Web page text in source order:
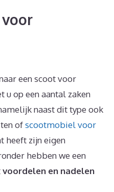
een scoot voor
u op een aantal zaken
naast dit type ook
ofscootmobiel voor
heeft zijn eigen
hebben we een
voordelen en nadelen